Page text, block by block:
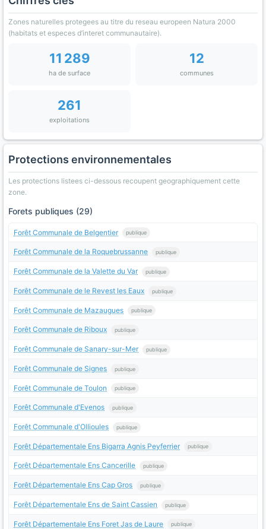
Zones naturelles protegees au titre du reseau europeen Natura 2000
(habitats et especes d’interet communautaire).
11 289
ha de surface
12
communes
261
exploitations
Protections environnementales
Les protections listees ci-dessous recoupent geographiquement cette
zone.
Forets publiques (29)
Forêt Communale de Belgentier publique
Forêt Communale de la Roquebrussanne publique
Forêt Communale de la Valette du Var publique
Forêt Communale de le Revest les Eaux publique
Forêt Communale de Mazaugues publique
Forêt Communale de Riboux publique
Forêt Communale de Sanary-sur-Mer publique
Forêt Communale de Signes publique
Forêt Communale de Toulon publique
Forêt Communale d'Evenos publique
Forêt Communale d'Ollioules publique
Forêt Départementale Ens Bigarra Agnis Peyferrier publique
Forêt Départementale Ens Cancerille publique
Forêt Départementale Ens Cap Gros publique
Forêt Départementale Ens de Saint Cassien publique
Forêt Départementale Ens Foret Jas de Laure publique